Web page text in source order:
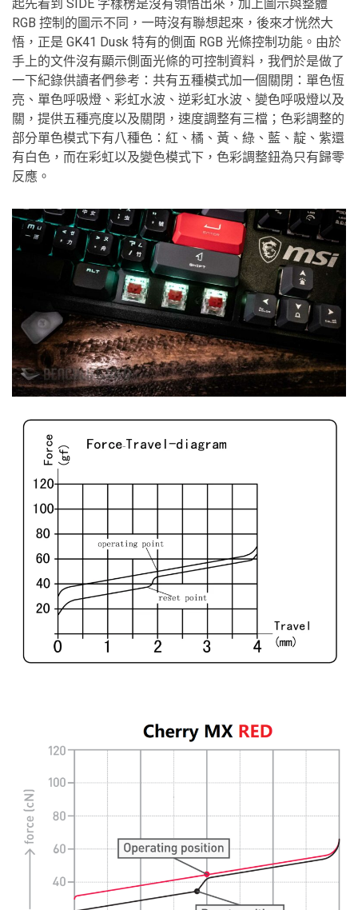
起先看到 SIDE 字樣楞是沒有領悟出來，加上圖示與整體
RGB 控制的圖示不同，一時沒有聯想起來，後來才恍然大
悟，正是 GK41 Dusk 特有的側面 RGB 光條控制功能。由於
手上的文件沒有顯示側面光條的可控制資料，我們於是做了
一下紀錄供讀者們參考：共有五種模式加一個關閉：單色恆
亮、單色呼吸燈、彩虹水波、逆彩虹水波、變色呼吸燈以及
關，提供五種亮度以及關閉，速度調整有三檔；色彩調整的
部分單色模式下有八種色：紅、橘、黃、綠、藍、靛、紫還
有白色，而在彩虹以及變色模式下，色彩調整鈕為只有歸零
反應。